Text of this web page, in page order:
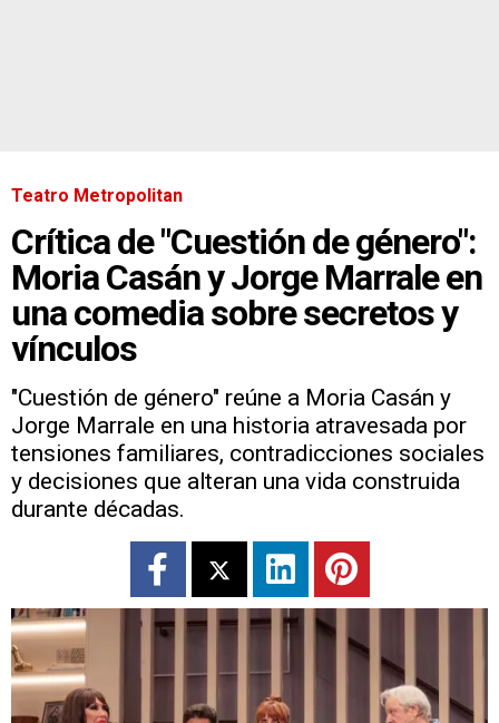
Teatro Metropolitan
Crítica de "Cuestión de género":
Moria Casán y Jorge Marrale en
una comedia sobre secretos y
vínculos
"Cuestión de género" reúne a Moria Casán y
Jorge Marrale en una historia atravesada por
tensiones familiares, contradicciones sociales
y decisiones que alteran una vida construida
durante décadas.